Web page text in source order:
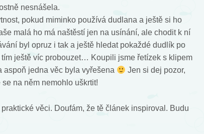
nesnášela.
pokud miminko používá dudlana a ještě si ho
malá ho má naštěstí jen na usínání, ale chodit k ní
byl opruz i tak a ještě hledat pokaždé dudlík po
ještě víc probouzet… Koupili jsme řetízek s klipem
aspoň jedna věc byla vyřešena
Jen si dej pozor,
na něm nemohlo uškrtit!
věci. Doufám, že tě článek inspiroval. Budu